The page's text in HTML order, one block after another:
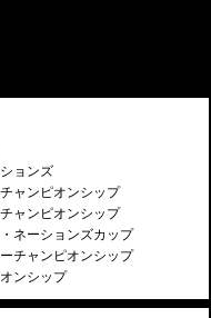
ョンズ
ャンピオンシップ
ャンピオンシップ
ネーションズカップ
チャンピオンシップ
ンシップ